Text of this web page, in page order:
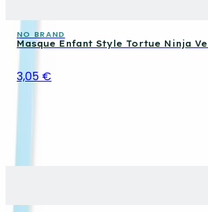
NO BRAND
Masque Enfant Style Tortue Ninja
3,05 €